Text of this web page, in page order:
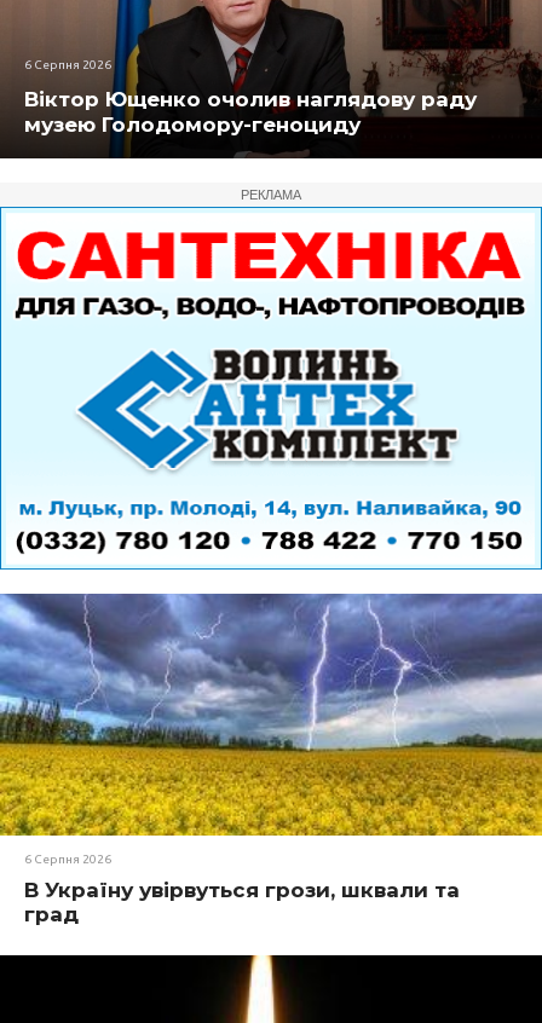
6 Серпня 2026
Віктор Ющенко очолив наглядову раду
музею Голодомору-геноциду
РЕКЛАМА
6 Серпня 2026
В Україну увірвуться грози, шквали та
град